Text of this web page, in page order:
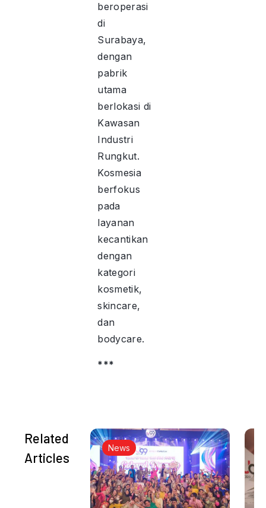
beroperasi
di
Surabaya,
dengan
pabrik
utama
berlokasi di
Kawasan
Industri
Rungkut.
Kosmesia
berfokus
pada
layanan
kecantikan
dengan
kategori
kosmetik,
skincare,
dan
bodycare.
***
Related
Articles
News